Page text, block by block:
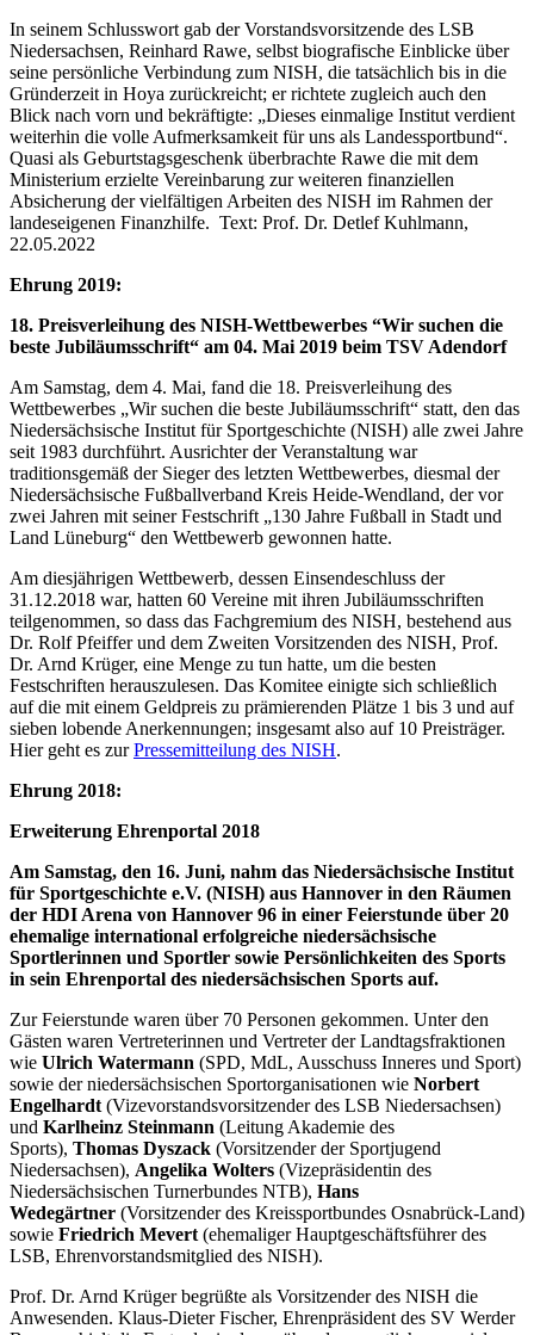
In seinem Schlusswort gab der Vorstandsvorsitzende des LSB
Niedersachsen, Reinhard Rawe, selbst biografische Einblicke über
seine persönliche Verbindung zum NISH, die tatsächlich bis in die
Gründerzeit in Hoya zurückreicht; er richtete zugleich auch den
Blick nach vorn und bekräftigte: „Dieses einmalige Institut verdient
weiterhin die volle Aufmerksamkeit für uns als Landessportbund“.
Quasi als Geburtstagsgeschenk überbrachte Rawe die mit dem
Ministerium erzielte Vereinbarung zur weiteren finanziellen
Absicherung der vielfältigen Arbeiten des NISH im Rahmen der
landeseigenen Finanzhilfe. Text: Prof. Dr. Detlef Kuhlmann,
22.05.2022
Ehrung 2019:
18. Preisverleihung des NISH-Wettbewerbes “Wir suchen die
beste Jubiläumsschrift“ am 04. Mai 2019 beim TSV Adendorf
Am Samstag, dem 4. Mai, fand die 18. Preisverleihung des
Wettbewerbes „Wir suchen die beste Jubiläumsschrift“ statt, den das
Niedersächsische Institut für Sportgeschichte (NISH) alle zwei Jahre
seit 1983 durchführt. Ausrichter der Veranstaltung war
traditionsgemäß der Sieger des letzten Wettbewerbes, diesmal der
Niedersächsische Fußballverband Kreis Heide-Wendland, der vor
zwei Jahren mit seiner Festschrift „130 Jahre Fußball in Stadt und
Land Lüneburg“ den Wettbewerb gewonnen hatte.
Am diesjährigen Wettbewerb, dessen Einsendeschluss der
31.12.2018 war, hatten 60 Vereine mit ihren Jubiläumsschriften
teilgenommen, so dass das Fachgremium des NISH, bestehend aus
Dr. Rolf Pfeiffer und dem Zweiten Vorsitzenden des NISH, Prof.
Dr. Arnd Krüger, eine Menge zu tun hatte, um die besten
Festschriften herauszulesen. Das Komitee einigte sich schließlich
auf die mit einem Geldpreis zu prämierenden Plätze 1 bis 3 und auf
sieben lobende Anerkennungen; insgesamt also auf 10 Preisträger.
Hier geht es zurPressemitteilung des NISH.
Ehrung 2018:
Erweiterung Ehrenportal 2018
Am Samstag, den 16. Juni, nahm das Niedersächsische Institut
für Sportgeschichte e.V. (NISH) aus Hannover in den Räumen
der HDI Arena von Hannover 96 in einer Feierstunde über 20
ehemalige international erfolgreiche niedersächsische
Sportlerinnen und Sportler sowie Persönlichkeiten des Sports
in sein Ehrenportal des niedersächsischen Sports auf.
Zur Feierstunde waren über 70 Personen gekommen. Unter den
Gästen waren Vertreterinnen und Vertreter der Landtagsfraktionen
wie Ulrich Watermann (SPD, MdL, Ausschuss Inneres und Sport)
sowie der niedersächsischen Sportorganisationen wie Norbert
Engelhardt (Vizevorstandsvorsitzender des LSB Niedersachsen)
und Karlheinz Steinmann (Leitung Akademie des
Sports), Thomas Dyszack (Vorsitzender der Sportjugend
Niedersachsen), Angelika Wolters (Vizepräsidentin des
Niedersächsischen Turnerbundes NTB), Hans
Wedegärtner (Vorsitzender des Kreissportbundes Osnabrück-Land)
sowie Friedrich Mevert (ehemaliger Hauptgeschäftsführer des
LSB, Ehrenvorstandsmitglied des NISH).
Prof. Dr. Arnd Krüger begrüßte als Vorsitzender des NISH die
Anwesenden. Klaus-Dieter Fischer, Ehrenpräsident des SV Werder